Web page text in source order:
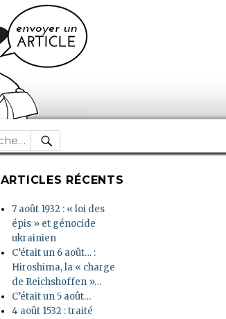
RECHERCHE
ARTICLES RÉCENTS
7 août 1932 : « loi des
épis » et génocide
ukrainien
C’était un 6 août… :
Hiroshima, la « charge
de Reichshoffen »…
C’était un 5 août…
4 août 1532 : traité